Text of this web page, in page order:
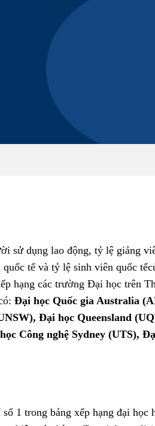
sử dụng lao động, tỷ lệ giảng
tế và tỷ lệ sinh viên quốc
hạng các trường Đại học trên
Đại học Quốc gia Australia
Đại học Queensland
Công nghệ Sydney (UTS),
1 trong bảng xếp hạng đại học